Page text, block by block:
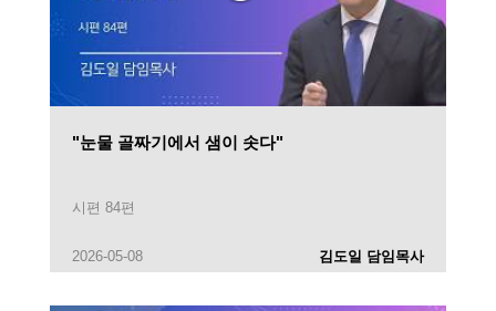
"눈물 골짜기에서 샘이 솟다"
시편 84편
2026-05-08 김도일 담임목사